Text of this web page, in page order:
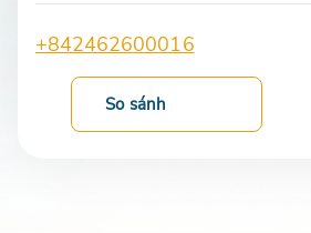
+842462600016
So sánh